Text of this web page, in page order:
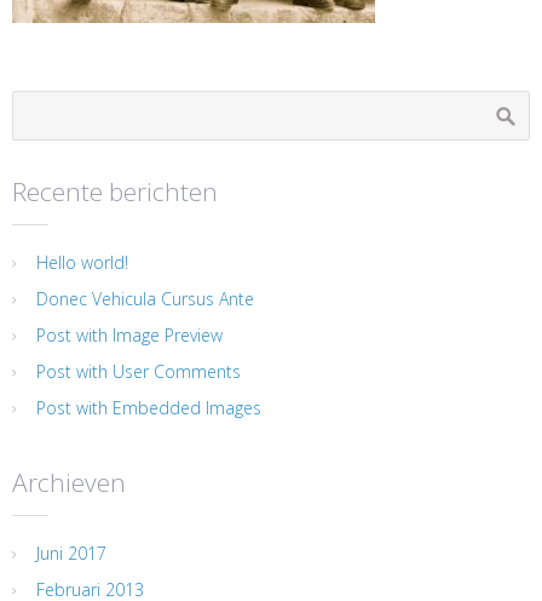
Recente berichten
Hello world!
Donec Vehicula Cursus Ante
Post with Image Preview
Post with User Comments
Post with Embedded Images
Archieven
Juni 2017
Februari 2013